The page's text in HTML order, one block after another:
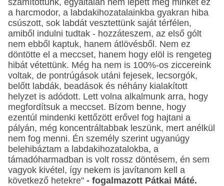
a harcmodor, a labdakihozatalainkba gyakran hiba
csúszott, sok labdát vesztettünk saját térfélen,
amiből indulni tudtak - hozzáteszem, az első gólt
nem ebből kaptuk, hanem átlövésből. Nem ez
döntötte el a meccset, hanem hogy elöl is rengeteg
hibát vétettünk. Még ha nem is 100%-os ziccereink
voltak, de pontrúgások utáni fejesek, lecsorgók,
belőtt labdák, beadások és néhány kialakított
helyzet is adódott. Lett volna alkalmunk arra, hogy
megfordítsuk a meccset. Bízom benne, hogy
ezentúl mindenki kettőzött erővel fog hajtani a
pályán, még koncentráltabbak leszünk, mert anélkül
nem fog menni. Én személy szerint ugyanúgy
belehibáztam a labdakihozatalokba, a
támadóharmadban is volt rossz döntésem, én sem
vagyok kivétel, így nekem is javítanom kell a
következő hetekre" - fogalmazott Pátkai Máté.